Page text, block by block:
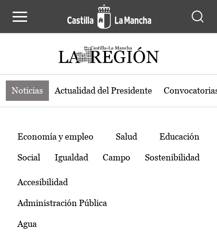
Noticias de la región de Castilla-La
Noticias Actualidad del Presidente
Temas
Economía y empleo Salud Educación
Social Igualdad Campo Sostenibilidad
Accesibilidad
Administración Pública
Agua